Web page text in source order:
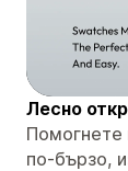
Лесно
Помогнете
по-бързо,